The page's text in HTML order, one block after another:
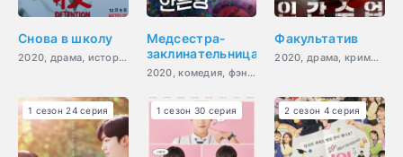
Снова в школу
2020, драма, история, ужасы, триллер, психология, сверхъестественное
Медсестра-
заклинательница
2020, комедия, фэнтези, мистика, ужасы, сверхъестественное
Факультатив
2020, драма, криминал, триллер, психология, молодость
1 сезон 24 серия 1 сезон 30 серия 2 сезон 4 серия